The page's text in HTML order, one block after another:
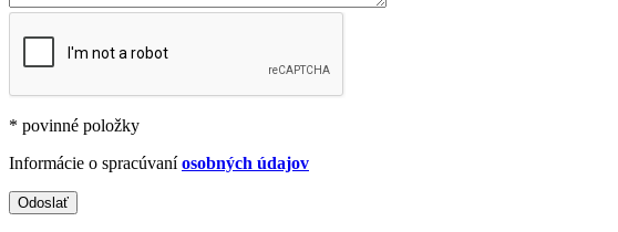
* povinné položky
Informácie o spracúvaníosobných údajov